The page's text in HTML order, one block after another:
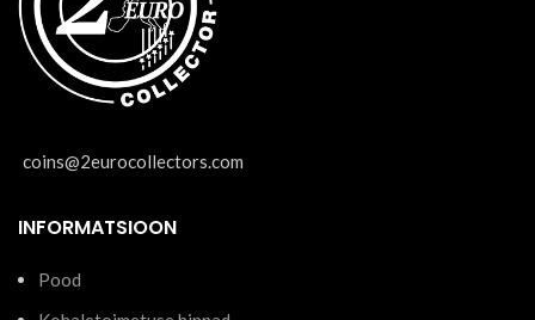
coins@2eurocollectors.com
INFORMATSIOON
Pood